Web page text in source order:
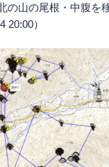
の山の尾根・中腹を
20:00）